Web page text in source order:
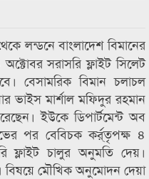
লন্ডনে বাংলাদেশ বিমানের
সরাসরি ফ্লাইট সিলেট
বেসামরিক বিমান চলাচল
ভাইস মার্শাল মফিদুর রহমান
ইউকে ডিপার্টমেন্ট অব
পর বেবিচক কর্র্তৃপক্ষ ৪
ফ্লাইট চালুর অনুমতি দেয়।
বিষয়ে মৌখিক অনুমোদন দেয়া